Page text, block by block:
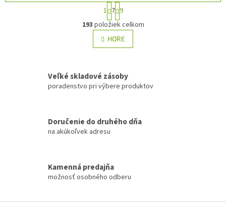
O
v
l
á
c
i
r
v
ý
p
i
u
S
t
r
á
n
k
a
n
i
1 7 9
193 položiek celkom
HORE
Veľké skladové zásoby
poradenstvo pri výbere produktov
Doručenie do druhého dňa
na akúkoľvek adresu
Kamenná predajňa
možnosť osobného odberu